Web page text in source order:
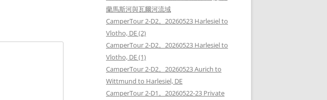
蘭馬斯河與瓦爾河流域
CamperTour 2-D2。20260523 Harlesiel to
Vlotho, DE (2)
CamperTour 2-D2。20260523 Harlesiel to
Vlotho, DE (1)
CamperTour 2-D2。20260523 Aurich to
Wittmund to Harlesiel, DE
CamperTour 2-D1。20260522-23 Private